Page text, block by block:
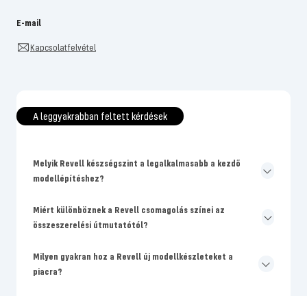
E-mail
Kapcsolatfelvétel
A leggyakrabban feltett kérdések
Melyik Revell készségszint a legalkalmasabb a kezdő
modellépítéshez?
Miért különböznek a Revell csomagolás színei az
összeszerelési útmutatótól?
Milyen gyakran hoz a Revell új modellkészleteket a
piacra?